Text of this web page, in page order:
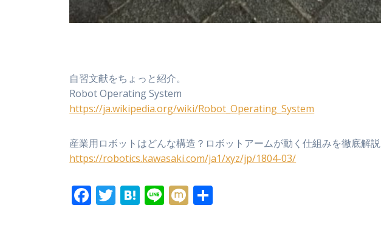
自習文献をちょっと紹介。
Robot Operating System
https://ja.wikipedia.org/wiki/Robot_Operating_System
産業用ロボットはどんな構造？ロボットアームが動く仕組みを徹底解説
https://robotics.kawasaki.com/ja1/xyz/jp/1804-03/
F T H Li M